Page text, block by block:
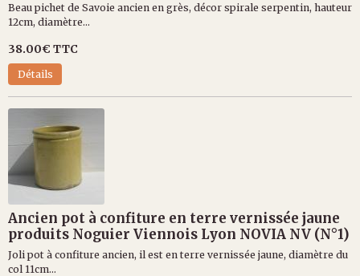
Beau pichet de Savoie ancien en grès, décor spirale serpentin, hauteur
12cm, diamètre...
38.00€ TTC
Détails
Ancien pot à confiture en terre vernissée jaune
produits Noguier Viennois Lyon NOVIA NV (N°1)
Joli pot à confiture ancien, il est en terre vernissée jaune, diamètre du
col 11cm...